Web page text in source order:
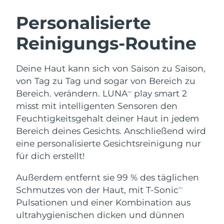
Personalisierte
Reinigungs-Routine
Deine Haut kann sich von Saison zu Saison,
von Tag zu Tag und sogar von Bereich zu
Bereich. verändern. LUNATM
play smart 2
misst mit intelligenten Sensoren den
Feuchtigkeitsgehalt deiner Haut in jedem
Bereich deines Gesichts. Anschließend wird
eine personalisierte Gesichtsreinigung nur
für dich erstellt!
Außerdem entfernt sie 99 % des täglichen
Schmutzes von der Haut, mit T-SonicTM
Pulsationen und einer Kombination aus
ultrahygienischen dicken und dünnen
LUNA™ 4 Set
Anti-aging massage
LUNA™ 4 Plus
Massage, LED heating
LUNA™ 4 Men
For men, anti-aging massage
BEAR™ 2 Set
Microcurrent toning
BEAR™ 2 go
Microcurrent toning on-the-go
BEAR™ 2 eyes & lips
Microcurrent line smoothing device
Hydratisierung
UFO™ 3 Set
Deep facial hydration
UFO™ 3 LED
Near-infrared and red light therapy
device
Mundpflege
issa™ 4
Hybrid silicone sonic toothbrush
issa™ 4 plus
Smart hybrid silicone sonic toothbrush
FAQ™ ANTI-AGING-BEHANDLUNG
Anti-aging LED-Behandlungen
NEW
Österreich Erwartete Lieferung
Bahrain Erwartete Lieferung 8/11/26
Belgien Erwartete Lieferung8/10/26
Bermuda Erwartete Lieferung8/16/26
Bosnien und
Herzegowina
Erwartete Lieferung
Brunei Darussalam
Bulgarien Erwartete Lieferung 8/10/26
Kanada Erwartete Lieferung 8/14/26